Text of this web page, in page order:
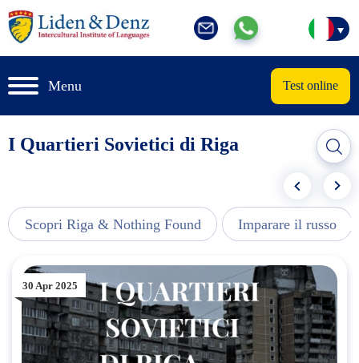
Menu Test online
I Quartieri Sovietici di Riga
Scopri Riga & Nothing Found Imparare il russo
30 Apr 2025